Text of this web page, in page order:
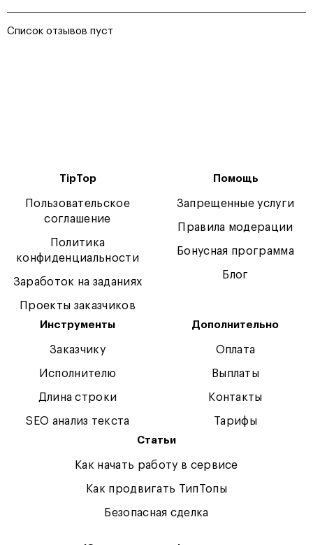
Список отзывов пуст
TipTop
Пользовательское
соглашение
Политика
конфиденциальности
Заработок на заданиях
Проекты заказчиков
Помощь
Запрещенные услуги
Правила модерации
Бонусная программа
Блог
Инструменты
Заказчику
Исполнителю
Длина строки
SEO анализ текста
Дополнительно
Оплата
Выплаты
Контакты
Тарифы
Статьи
Как начать работу в сервисе
Как продвигать ТипТопы
Безопасная сделка